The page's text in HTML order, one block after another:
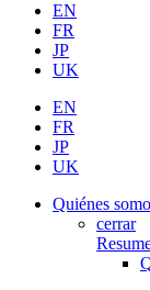
EN
FR
JP
UK
EN
FR
JP
UK
Quiénes
cerrar